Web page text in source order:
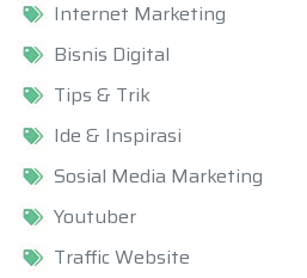
Internet Marketing
Bisnis Digital
Tips & Trik
Ide & Inspirasi
Sosial Media Marketing
Youtuber
Traffic Website